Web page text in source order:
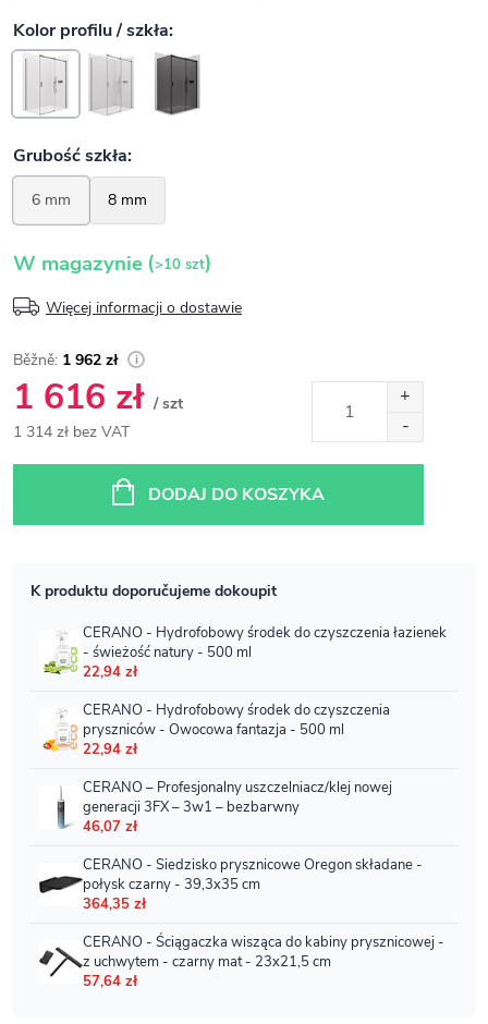
W magazynie (>10 szt)
Więcej informacji o dostawie
1 962 zł
1 616 zł / szt
1 314 zł bez VAT
DODAJ DO KOSZYKA